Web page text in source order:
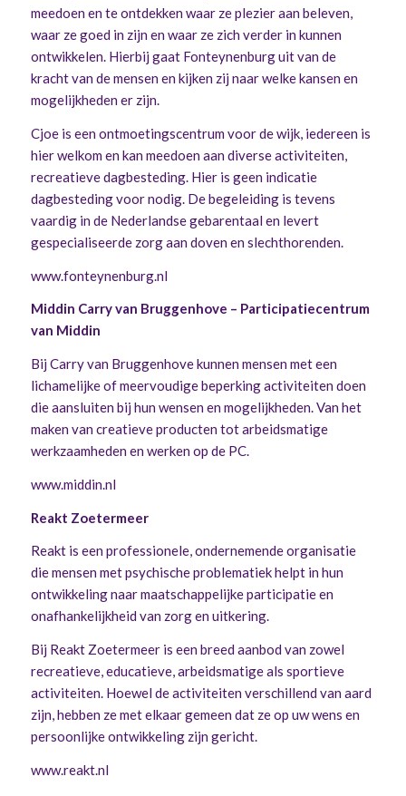
meedoen en te ontdekken waar ze plezier aan beleven,
waar ze goed in zijn en waar ze zich verder in kunnen
ontwikkelen. Hierbij gaat Fonteynenburg uit van de
kracht van de mensen en kijken zij naar welke kansen en
mogelijkheden er zijn.
Cjoe is een ontmoetingscentrum voor de wijk, iedereen is
hier welkom en kan meedoen aan diverse activiteiten,
recreatieve dagbesteding. Hier is geen indicatie
dagbesteding voor nodig. De begeleiding is tevens
vaardig in de Nederlandse gebarentaal en levert
gespecialiseerde zorg aan doven en slechthorenden.
www.fonteynenburg.nl
Middin Carry van Bruggenhove – Participatiecentrum
van Middin
Bij Carry van Bruggenhove kunnen mensen met een
lichamelijke of meervoudige beperking activiteiten doen
die aansluiten bij hun wensen en mogelijkheden. Van het
maken van creatieve producten tot arbeidsmatige
werkzaamheden en werken op de PC.
www.middin.nl
Reakt Zoetermeer
Reakt is een professionele, ondernemende organisatie
die mensen met psychische problematiek helpt in hun
ontwikkeling naar maatschappelijke participatie en
onafhankelijkheid van zorg en uitkering.
Bij Reakt Zoetermeer is een breed aanbod van zowel
recreatieve, educatieve, arbeidsmatige als sportieve
activiteiten. Hoewel de activiteiten verschillend van aard
zijn, hebben ze met elkaar gemeen dat ze op uw wens en
persoonlijke ontwikkeling zijn gericht.
www.reakt.nl